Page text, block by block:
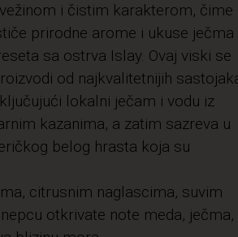
i čistim karakterom, čime
prirodne arome i ukuse ječma
sa ostrva Islay. Ovaj viski se
od najkvalitetnijih
lokalni ječam i vodu iz
kazanima, a zatim sazreva u
belog hrasta koja su
citrusnim naglascima, suvim
otkrivate note meda, ječma,